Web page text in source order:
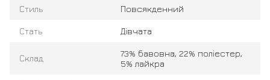
Стиль Повсякденний
Стать Дівчата
Склад
73% бавовна, 22% поліестер,
5% лайкра